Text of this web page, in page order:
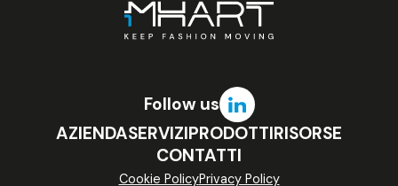
Follow us
AZIENDASERVIZIPRODOTTIRISORSE
CONTATTI
Cookie PolicyPrivacy Policy